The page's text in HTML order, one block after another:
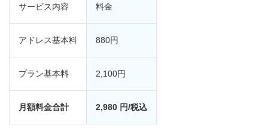
サービス内容 料金
アドレス基本料 880円
プラン基本料 2,100円
月額料金合計 2,980 円/税込